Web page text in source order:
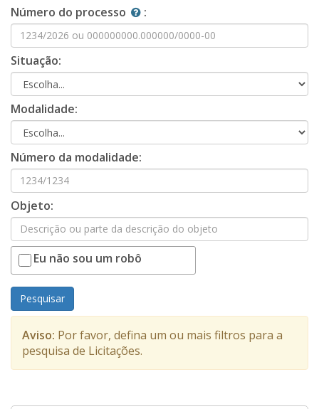
Número do processo :
Situação:
Modalidade:
Número da modalidade:
Objeto:
Eu não sou um robô
Pesquisar
Aviso: Por favor, defina um ou mais filtros para a
pesquisa de Licitações.